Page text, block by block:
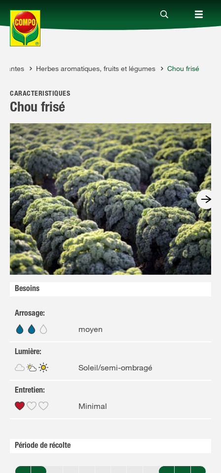
Produits
Conseil
Thèmes
Service
Qui sommes-nous?
FR NL
Herbes aromatiques, fruits et légumes Chou frisé
CARACTÉRISTIQUES
Chou frisé
Besoins
Arrosage:
moyen
Lumière:
Soleil/semi-ombragé
Entretien:
Minimal
Période de récolte